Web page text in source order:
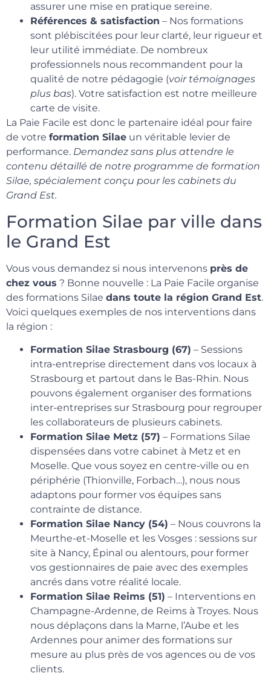
assurer une mise en pratique sereine.
Références & satisfaction – Nos formations
sont plébiscitées pour leur clarté, leur rigueur et
leur utilité immédiate. De nombreux
professionnels nous recommandent pour la
qualité de notre pédagogie (voir témoignages
plus bas). Votre satisfaction est notre meilleure
carte de visite.
La Paie Facile est donc le partenaire idéal pour faire
de votre formation Silae un véritable levier de
performance. Demandez sans plus attendre le
contenu détaillé de notre programme de formation
Silae, spécialement conçu pour les cabinets du
Grand Est.
Formation Silae par ville dans
le Grand Est
Vous vous demandez si nous intervenons près de
chez vous ? Bonne nouvelle : La Paie Facile organise
des formations Silae dans toute la région Grand Est.
Voici quelques exemples de nos interventions dans
la région :
Formation Silae Strasbourg (67) – Sessions
intra-entreprise directement dans vos locaux à
Strasbourg et partout dans le Bas-Rhin. Nous
pouvons également organiser des formations
inter-entreprises sur Strasbourg pour regrouper
les collaborateurs de plusieurs cabinets.
Formation Silae Metz (57) – Formations Silae
dispensées dans votre cabinet à Metz et en
Moselle. Que vous soyez en centre-ville ou en
périphérie (Thionville, Forbach…), nous nous
adaptons pour former vos équipes sans
contrainte de distance.
Formation Silae Nancy (54) – Nous couvrons la
Meurthe-et-Moselle et les Vosges : sessions sur
site à Nancy, Épinal ou alentours, pour former
vos gestionnaires de paie avec des exemples
ancrés dans votre réalité locale.
Formation Silae Reims (51) – Interventions en
Champagne-Ardenne, de Reims à Troyes. Nous
nous déplaçons dans la Marne, l’Aube et les
Ardennes pour animer des formations sur
mesure au plus près de vos agences ou de vos
clients.